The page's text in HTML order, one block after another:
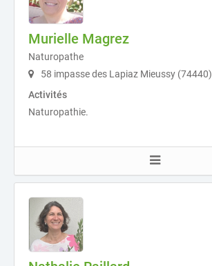
Murielle Magrez
Naturopathe
58 impasse des Lapiaz Mieussy (74440)
Activités
Naturopathie.